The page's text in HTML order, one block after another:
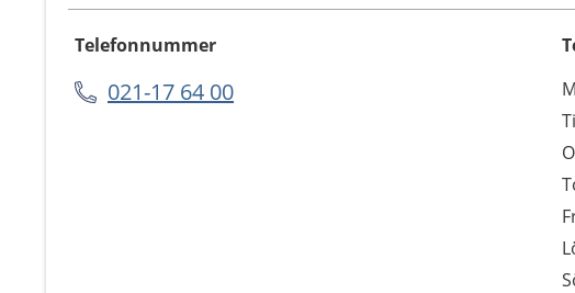
Telefonnummer
021-17 64 00